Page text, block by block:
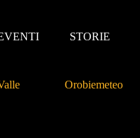
STORIE
Orobiemeteo